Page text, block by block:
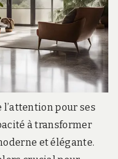
pour ses
à transformer
et élégante.